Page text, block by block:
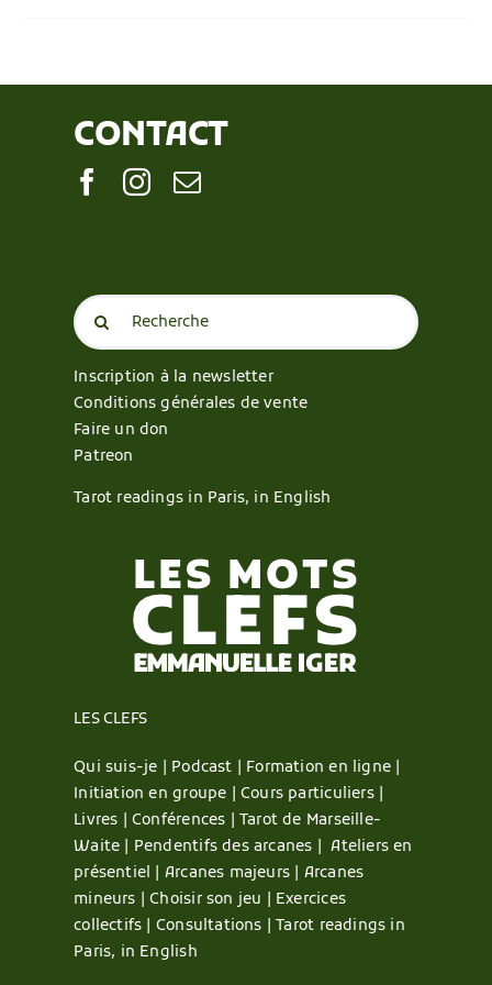
CONTACT
Search
for:
Inscription à la newsletter
Conditions générales de vente
Faire un don
Patreon
Tarot readings in Paris, in English
LES CLEFS
Qui suis-je | Podcast | Formation en ligne |
Initiation en groupe |Cours particuliers |
Livres |Conférences |Tarot de Marseille-
Waite | Pendentifs des arcanes |Ateliers en
présentiel | Arcanes majeurs | Arcanes
mineurs |Choisir son jeu | Exercices
collectifs | Consultations |
Tarot readings in
Paris, in English